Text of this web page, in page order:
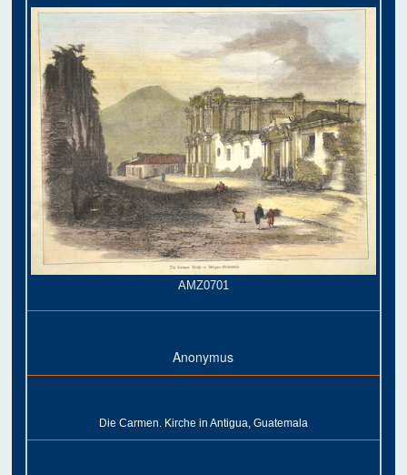
AMZ0701
Anonymus
Die Carmen. Kirche in Antigua, Guatemala